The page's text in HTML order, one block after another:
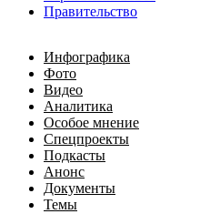
Правительство
Инфографика
Фото
Видео
Аналитика
Особое мнение
Спецпроекты
Подкасты
Анонс
Документы
Темы